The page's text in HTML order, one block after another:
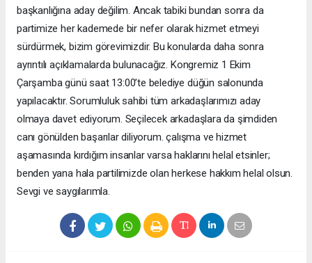
başkanlığına aday değilim. Ancak tabiki bundan sonra da
partimize her kademede bir nefer olarak hizmet etmeyi
sürdürmek, bizim görevimizdir. Bu konularda daha sonra
ayrıntılı açıklamalarda bulunacağız. Kongremiz 1 Ekim
Çarşamba günü saat 13:00’te belediye düğün salonunda
yapılacaktır. Sorumluluk sahibi tüm arkadaşlarımızı aday
olmaya davet ediyorum. Seçilecek arkadaşlara da şimdiden
canı gönülden başarılar diliyorum. çalışma ve hizmet
aşamasında kırdığım insanlar varsa haklarını helal etsinler;
benden yana hala partilimizde olan herkese hakkım helal olsun.
Sevgi ve saygılarımla.